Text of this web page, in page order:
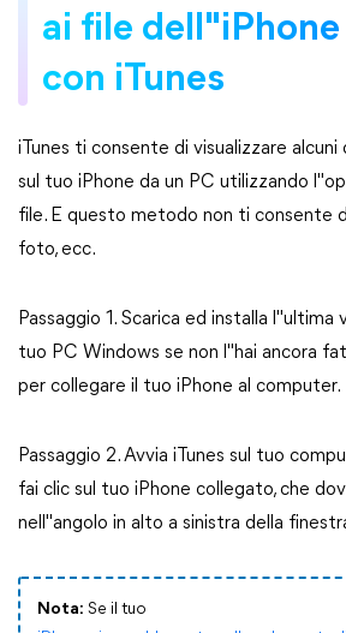
ai file dell"iPhone
con iTunes
iTunes ti consente di visualizzare
sul tuo iPhone da un PC utilizzando
file. E questo metodo non ti consente
foto, ecc.
Passaggio 1. Scarica ed installa l"ultima
tuo PC Windows se non l"hai ancora
per collegare il tuo iPhone al computer.
Passaggio 2. Avvia iTunes sul tuo
fai clic sul tuo iPhone collegato, che
nell"angolo in alto a sinistra della
Nota: Se il tuo